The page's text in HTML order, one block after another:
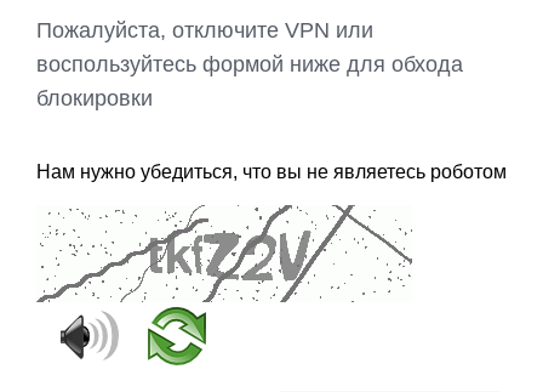
Пожалуйста, отключите VPN или
воспользуйтесь формой ниже для обхода
блокировки
Нам нужно убедиться, что вы не являетесь роботом